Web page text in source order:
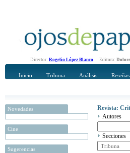
Director: Rogelio López Blanco Editora:
Inicio Tribuna Análisis
Novedades
Cine
Sugerencias
Revista:
Autores
Secciones